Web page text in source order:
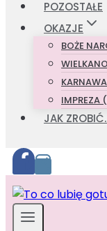
POZOSTAŁE
OKAZJE
BOŻE
IMPREZA
JAK